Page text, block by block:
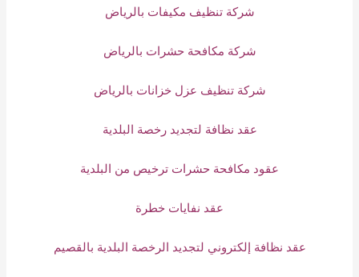
شركة تنظيف مكيفات بالرياض
شركة مكافحة حشرات بالرياض
شركة تنظيف عزل خزانات بالرياض
عقد نظافة لتجديد رخصة البلدية
عقود مكافحة حشرات ترخيص من البلدية
عقد نفايات خطرة
عقد نظافة إلكتروني لتجديد الرخصة البلدية بالقصيم